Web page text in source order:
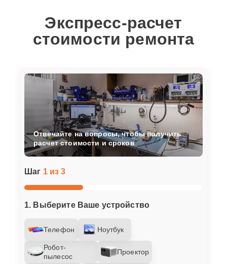
Экспресс-расчет
стоимости ремонта
Шаг 1 из 3
1. Выберите Ваше устройство
Телефон Ноутбук
Робот-
пылесос
Проектор
Отвечайте на вопросы, чтобы получить
расчет стоимости и сроков